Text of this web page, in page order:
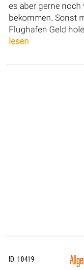
es aber gerne
bekommen. Sonst
Flughafen Geld
lesen
ID: 10419